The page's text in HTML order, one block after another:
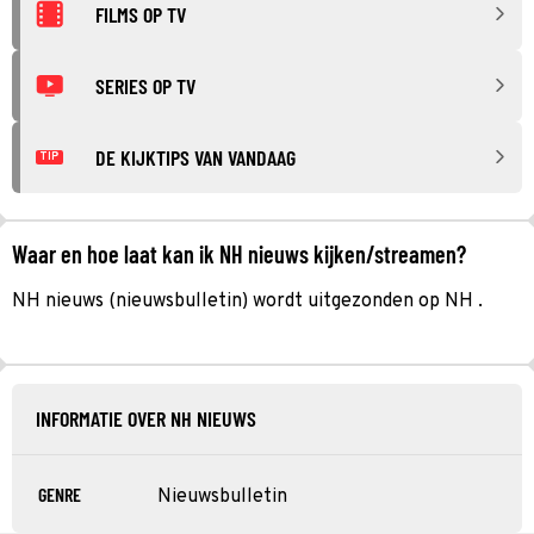
FILMS OP TV
SERIES OP TV
TIP DE KIJKTIPS VAN VANDAAG
Waar en hoe laat kan ik NH nieuws kijken/streamen?
NH nieuws (nieuwsbulletin) wordt uitgezonden op NH .
INFORMATIE OVER NH NIEUWS
GENRE Nieuwsbulletin